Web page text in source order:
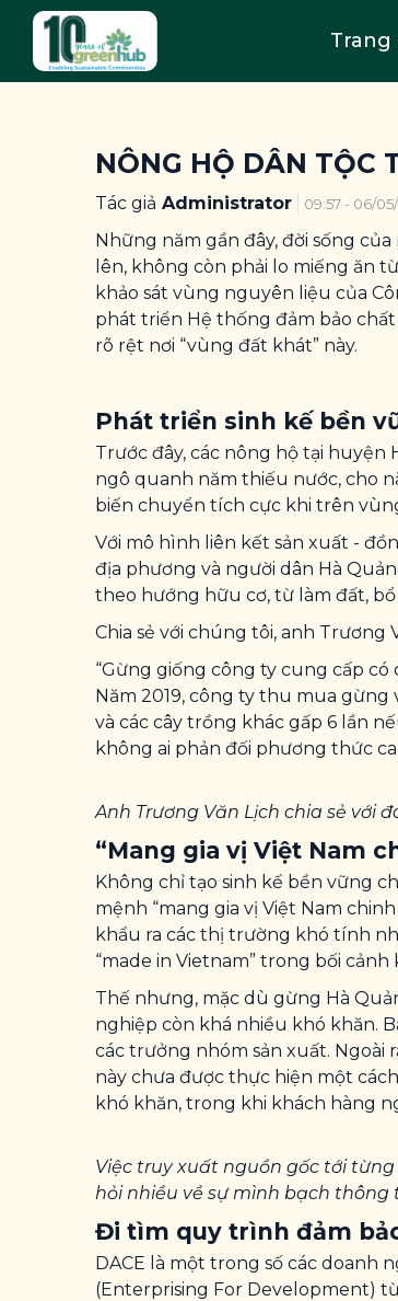
Trang
NÔNG HỘ DÂN TỘC
Tác giả Administrator 09:57 - 06/
Những năm gần đây, đời sống
lên, không còn phải lo miếng ăn
khảo sát vùng nguyên liệu của
phát triển Hệ thống đảm bảo
rõ rệt nơi “vùng đất khát” này.
Phát triển sinh kế bền
Trước đây, các nông hộ tại
ngô quanh năm thiếu nước, cho
biến chuyển tích cực khi trên
Với mô hình liên kết sản xuất -
địa phương và người dân Hà
theo hướng hữu cơ, từ làm đất,
Chia sẻ với chúng tôi, anh Trương
“Gừng giống công ty cung cấp
Năm 2019, công ty thu mua
và các cây trồng khác gấp 6 lần
không ai phản đối phương thức
Anh Trương Văn Lịch chia sẻ với
“Mang gia vị Việt Nam
Không chỉ tạo sinh kế bền vững
mệnh “mang gia vị Việt Nam
khẩu ra các thị trường khó tính
“made in Vietnam” trong bối
Thế nhưng, mặc dù gừng Hà
nghiệp còn khá nhiều khó khăn.
các trưởng nhóm sản xuất. Ngoài
này chưa được thực hiện một
khó khăn, trong khi khách hàng
Việc truy xuất nguồn gốc tới
hỏi nhiều về sự mình bạch thông
Đi tìm quy trình đảm
DACE là một trong số các doanh
(Enterprising For Development)